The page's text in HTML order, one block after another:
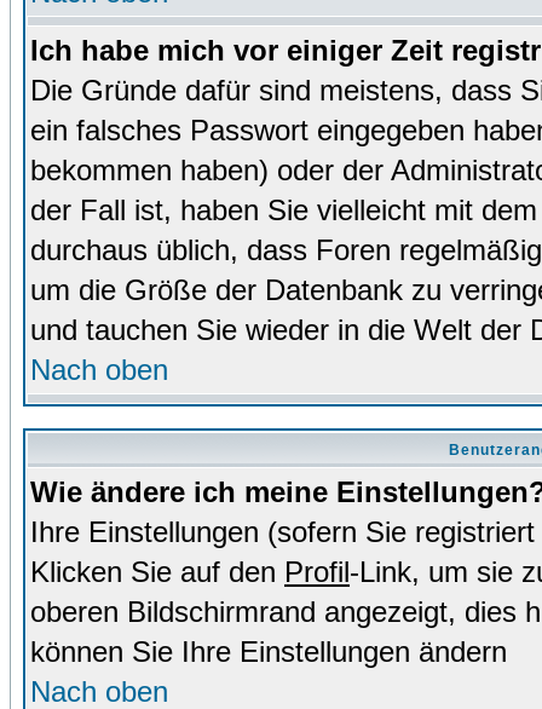
Ich habe mich vor einiger Zeit
Die Gründe dafür sind meistens, dass
ein falsches Passwort eingegeben
bekommen haben) oder der
der Fall ist, haben Sie vielleicht mit
durchaus üblich, dass Foren
um die Größe der Datenbank zu
und tauchen Sie wieder in die Welt der
Nach oben
Wie ändere ich meine
Ihre Einstellungen (sofern Sie
Klicken Sie auf den Profil-Link, um sie
oberen Bildschirmrand angezeigt, dies
können Sie Ihre Einstellungen ändern
Nach oben